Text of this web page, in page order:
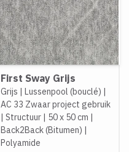
First Sway Grijs
Grijs | Lussenpool (bouclé) |
AC 33 Zwaar project gebruik
| Structuur | 50 x 50 cm |
Back2Back (Bitumen) |
Polyamide